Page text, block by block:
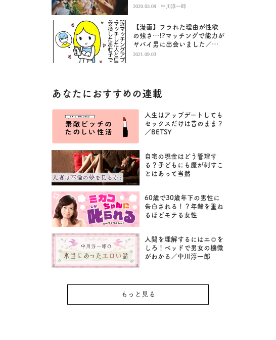
2020.03.09 | 中川淳一郎
【漫画】フラれた理由が性欲
の強さ…!?マッチングで能力が
ヤバイ男に出会いました／あ
む子の日常
2021.09.03
あなたにおすすめの連載
人生はアップデートしても
セックスだけは昔のまま？
／BETSY
自宅の現金はどう管理す
る？子どもにも魔が刺すこ
とはあって当然
60歳で30歳年下の男性に
告白される！？年齢を重ね
るほどモテる女性
人間を理解するにはエロを
しろ！ベッドで男女の機微
がわかる／中川淳一郎
もっと見る